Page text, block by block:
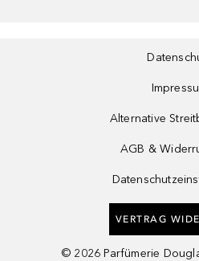
Alternative
AGB &
VERTRAG
© 2026 Parfümerie